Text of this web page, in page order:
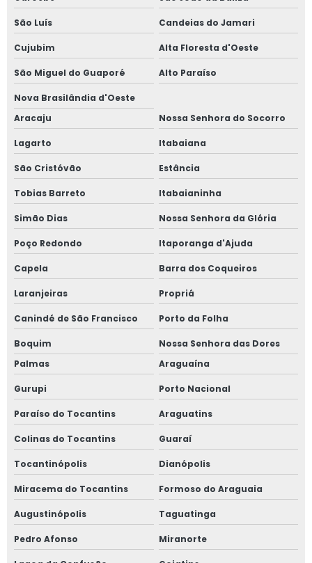
São Luís Candeias do Jamari
Cujubim Alta Floresta d'Oeste
São Miguel do Guaporé Alto Paraíso
Nova Brasilândia d'Oeste
Aracaju
Nossa Senhora do Socorro
Lagarto Itabaiana
São Cristóvão Estância
Tobias Barreto Itabaianinha
Simão Dias Nossa Senhora da Glória
Poço Redondo Itaporanga d'Ajuda
Capela Barra dos Coqueiros
Laranjeiras Propriá
Canindé de São Francisco Porto da Folha
Boquim
Nossa Senhora das Dores
Palmas
Araguaína
Gurupi Porto Nacional
Paraíso do Tocantins Araguatins
Colinas do Tocantins Guaraí
Tocantinópolis Dianópolis
Miracema do Tocantins Formoso do Araguaia
Augustinópolis Taguatinga
Pedro Afonso Miranorte